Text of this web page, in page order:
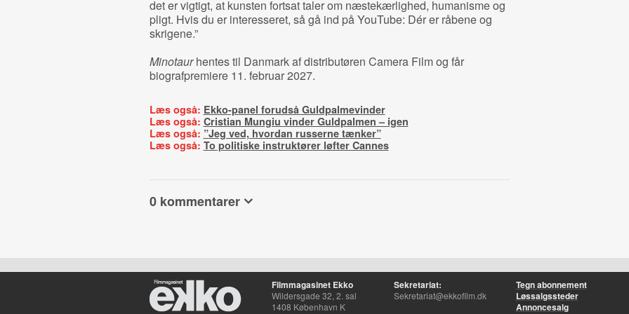
det er vigtigt, at kunsten fortsat taler om næstekærlighed, humanisme og
pligt. Hvis du er interesseret, så gå ind på YouTube: Dér er råbene og
skrigene.”
Minotaurhentes til Danmark af distributøren Camera Film og får
biografpremiere 11. februar 2027.
Læs også: Ekko-panel forudså Guldpalmevinder
Læs også: Cristian Mungiu vinder Guldpalmen – igen
Læs også: ”Jeg ved, hvordan russerne tænker”
Læs også: To politiske instruktører løfter Cannes
0 kommentarer
Filmmagasinet Ekko
Wildersgade 32, 2. sal
1408 København K
Sekretariat:
Sekretariat@ekkofilm.dk
Tegn abonnement
Løssalgssteder
Annoncesalg